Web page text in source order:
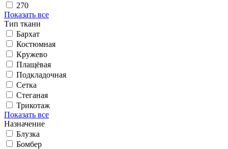
270
Показать все
Тип ткани
Бархат
Костюмная
Кружево
Плащёвая
Подкладочная
Сетка
Стеганая
Трикотаж
Показать все
Назначение
Блузка
Бомбер